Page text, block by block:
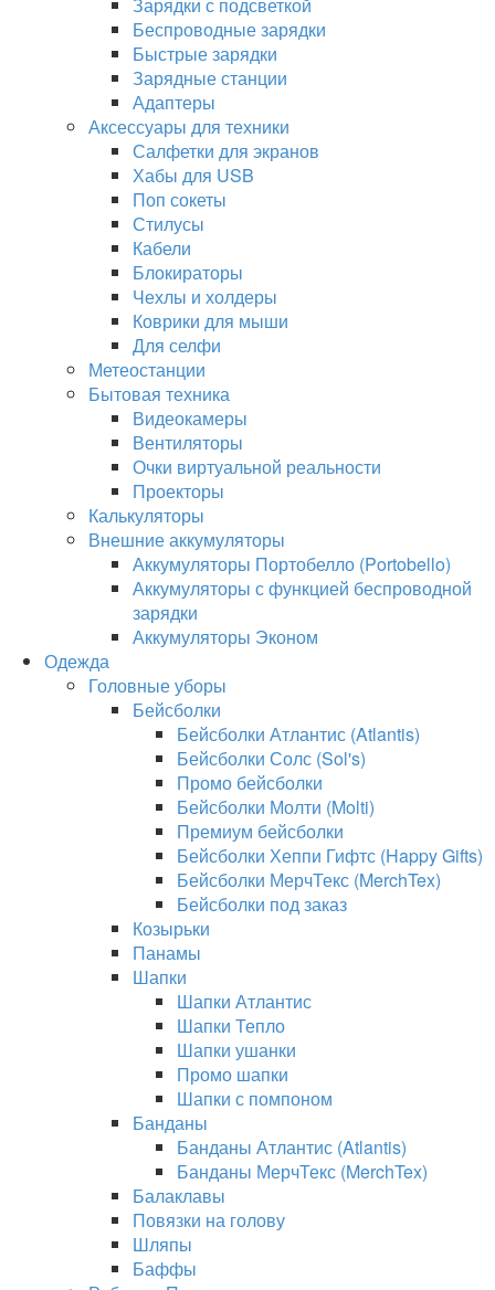
Беспроводные зарядки
Быстрые зарядки
Зарядные станции
Адаптеры
Аксессуары для техники
Салфетки для экранов
Хабы для USB
Поп сокеты
Стилусы
Кабели
Блокираторы
Чехлы и холдеры
Коврики для мыши
Для селфи
Метеостанции
Бытовая техника
Видеокамеры
Вентиляторы
Очки виртуальной реальности
Проекторы
Калькуляторы
Внешние аккумуляторы
Аккумуляторы Портобелло (Portobello)
Аккумуляторы с функцией беспроводной
зарядки
Аккумуляторы Эконом
Одежда
Головные уборы
Бейсболки
Бейсболки Атлантис (Atlantis)
Бейсболки Солс (Sol's)
Промо бейсболки
Бейсболки Молти (Molti)
Премиум бейсболки
Бейсболки Хеппи Гифтс (Happy Gifts)
Бейсболки МерчТекс (MerchTex)
Бейсболки под заказ
Козырьки
Панамы
Шапки
Шапки Атлантис
Шапки Тепло
Шапки ушанки
Промо шапки
Шапки с помпоном
Банданы
Банданы Атлантис (Atlantis)
Банданы МерчТекс (MerchTex)
Балаклавы
Повязки на голову
Шляпы
Баффы